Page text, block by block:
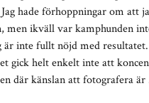
hade förhoppningar om att
men ikväll var kamphunden
inte fullt nöjd med
gick helt enkelt inte att
där känslan att fotografera är